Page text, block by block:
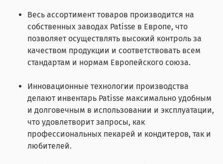
Весь ассортимент товаров производится на
собственных заводах Patisse в Европе, что
позволяет осуществлять высокий контроль за
качеством продукции и соответствовать всем
стандартам и нормам Европейского союза.
Инновационные технологии производства
делают инвентарь Patisse максимально удобным
и долговечным в использовании и эксплуатации,
что удовлетворит запросы, как
профессиональных пекарей и кондитеров, так и
любителей.